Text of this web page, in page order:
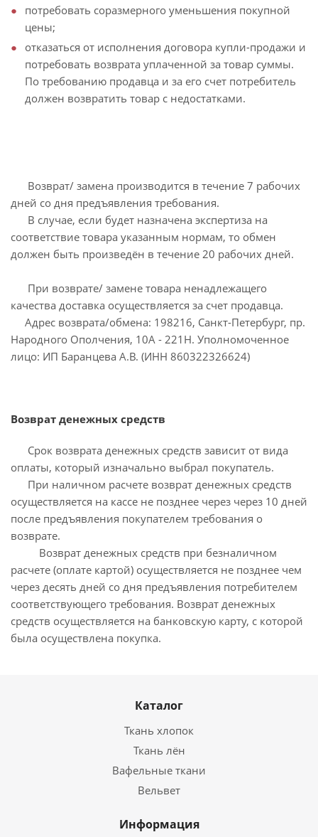
потребовать соразмерного уменьшения покупной
цены;
отказаться от исполнения договора купли-продажи и
потребовать возврата уплаченной за товар суммы.
По требованию продавца и за его счет потребитель
должен возвратить товар с недостатками.
Возврат/ замена производится в течение 7 рабочих
дней со дня предъявления требования.
В случае, если будет назначена экспертиза на
соответствие товара указанным нормам, то обмен
должен быть произведён в течение 20 рабочих дней.
При возврате/ замене товара ненадлежащего
качества доставка осуществляется за счет продавца.
Адрес возврата/обмена: 198216, Санкт-Петербург, пр.
Народного Ополчения, 10А - 221Н. Уполномоченное
лицо: ИП Баранцева А.В. (ИНН 860322326624)
Возврат денежных средств
Срок возврата денежных средств зависит от вида
оплаты, который изначально выбрал покупатель.
При наличном расчете возврат денежных средств
осуществляется на кассе не позднее через через 10 дней
после предъявления покупателем требования о
возврате.
Возврат денежных средств при безналичном
расчете (оплате картой) осуществляется не позднее чем
через десять дней со дня предъявления потребителем
соответствующего требования. Возврат денежных
средств осуществляется на банковскую карту, с которой
была осуществлена покупка.
Каталог
Ткань хлопок
Ткань лён
Вафельные ткани
Вельвет
Информация